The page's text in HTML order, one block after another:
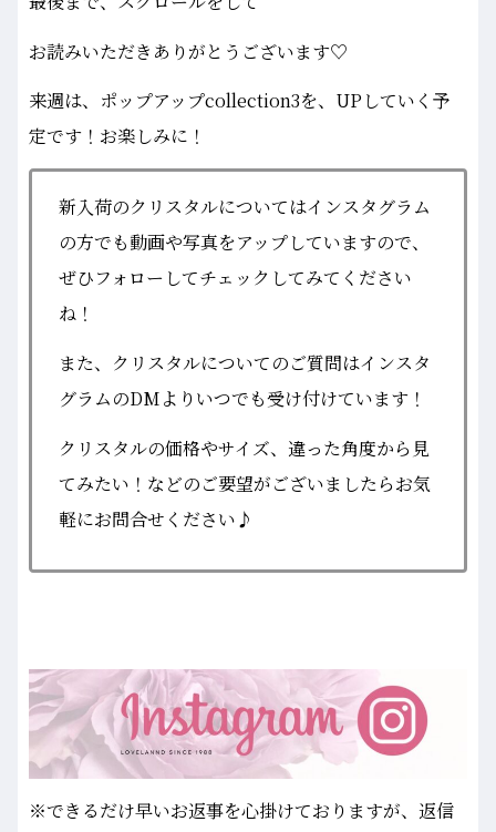
お読みいただきありがとうございます♡
来週は、ポップアップcollection3を、UPしていく予
定です！お楽しみに！
新入荷のクリスタルについてはインスタグラム
の方でも動画や写真をアップしていますので、
ぜひフォローしてチェックしてみてください
ね！
また、クリスタルについてのご質問はインスタ
グラムのDMよりいつでも受け付けています！
クリスタルの価格やサイズ、違った角度から見
てみたい！などのご要望がございましたらお気
軽にお問合せください♪
※できるだけ早いお返事を心掛けておりますが、返信